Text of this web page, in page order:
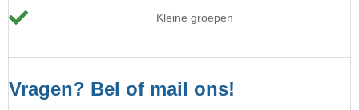
Kleine groepen
Vragen? Bel of mail ons!